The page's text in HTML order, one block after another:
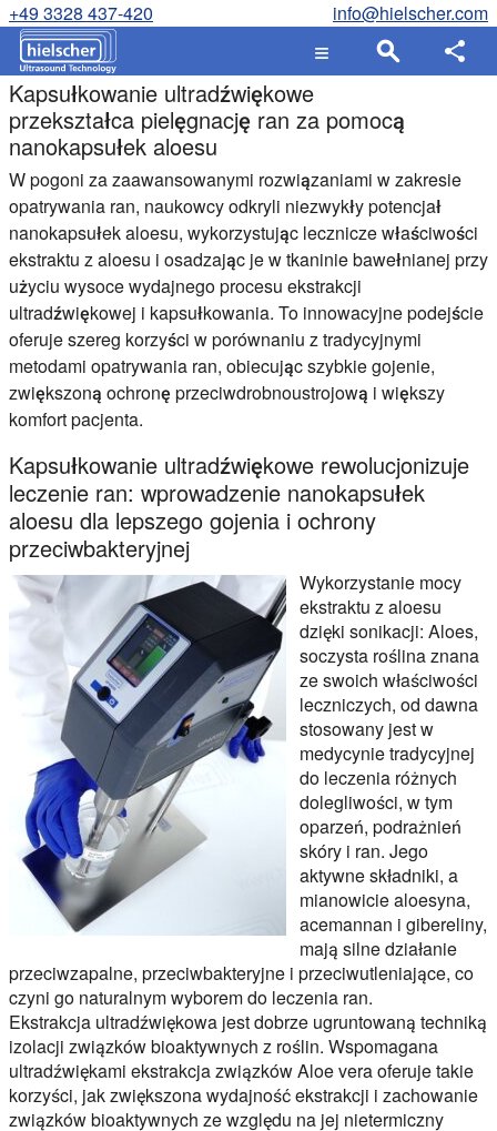
+49 3328 437-420 info@hielscher.com
Kapsułkowanie ultradźwiękowe
przekształca pielęgnację ran za pomocą
nanokapsułek aloesu
W pogoni za zaawansowanymi rozwiązaniami w zakresie
opatrywania ran, naukowcy odkryli niezwykły potencjał
nanokapsułek aloesu, wykorzystując lecznicze właściwości
ekstraktu z aloesu i osadzając je w tkaninie bawełnianej przy
użyciu wysoce wydajnego procesu ekstrakcji
ultradźwiękowej i kapsułkowania. To innowacyjne podejście
oferuje szereg korzyści w porównaniu z tradycyjnymi
metodami opatrywania ran, obiecując szybkie gojenie,
zwiększoną ochronę przeciwdrobnoustrojową i większy
komfort pacjenta.
Kapsułkowanie ultradźwiękowe rewolucjonizuje
leczenie ran: wprowadzenie nanokapsułek
aloesu dla lepszego gojenia i ochrony
przeciwbakteryjnej
Wykorzystanie mocy
ekstraktu z aloesu
dzięki sonikacji: Aloes,
soczysta roślina znana
ze swoich właściwości
leczniczych, od dawna
stosowany jest w
medycynie tradycyjnej
do leczenia różnych
dolegliwości, w tym
oparzeń, podrażnień
skóry i ran. Jego
aktywne składniki, a
mianowicie aloesyna,
acemannan i gibereliny,
mają silne działanie
przeciwzapalne, przeciwbakteryjne i przeciwutleniające, co
czyni go naturalnym wyborem do leczenia ran.
Ekstrakcja ultradźwiękowa jest dobrze ugruntowaną techniką
izolacji związków bioaktywnych z roślin. Wspomagana
ultradźwiękami ekstrakcja związków Aloe vera oferuje takie
korzyści, jak zwiększona wydajność ekstrakcji i zachowanie
związków bioaktywnych ze względu na jej nietermiczny